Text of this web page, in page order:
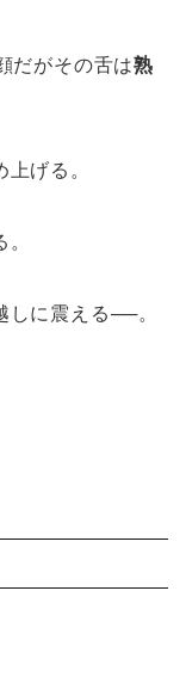
だがその舌は熟
げる。
しに震える──。